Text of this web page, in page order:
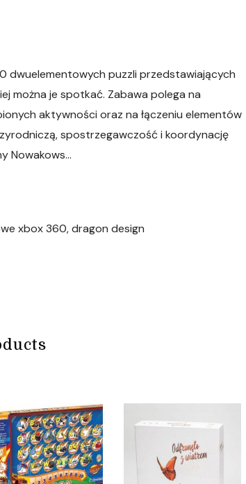
dwuelementowych puzzli przedstawiających
można je spotkać. Zabawa polega na
aktywności oraz na łączeniu elementów
spostrzegawczość i koordynację
Nowakows…
xbox 360, dragon design